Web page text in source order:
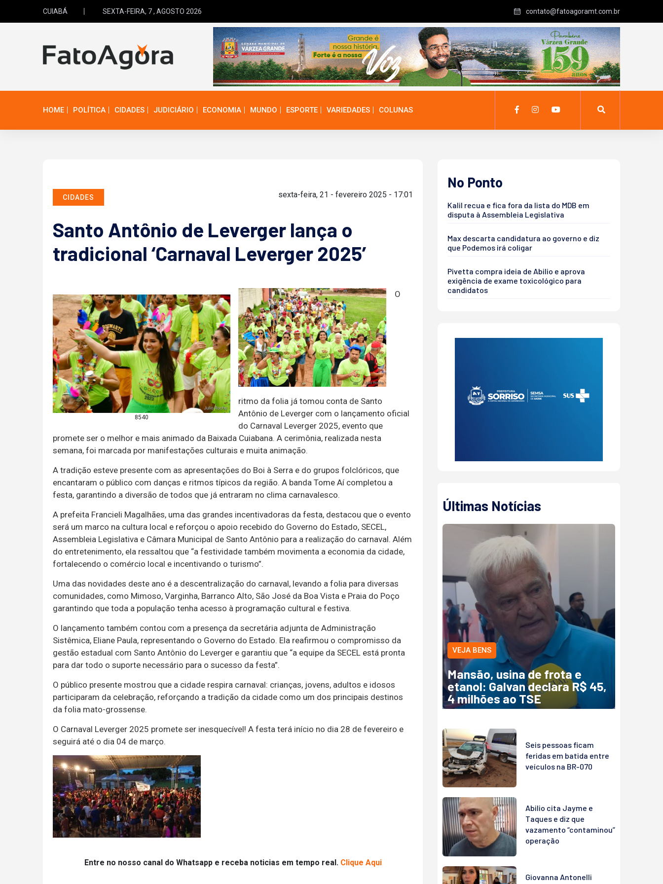
CUIABÁ SEXTA-FEIRA, 7 , AGOSTO 2026 contato@fatoagoramt.com.br
HOME POLÍTICA CIDADES JUDICIÁRIO ECONOMIA MUNDO ESPORTE VARIEDADES COLUNAS
CIDADES sexta-feira, 21 - fevereiro 2025 - 17:01
Santo Antônio de Leverger lança o
tradicional ‘Carnaval Leverger 2025’
8540
O
ritmo da folia já tomou conta de Santo
Antônio de Leverger com o lançamento oficial
do Carnaval Leverger 2025, evento que
promete ser o melhor e mais animado da Baixada Cuiabana. A cerimônia, realizada nesta
semana, foi marcada por manifestações culturais e muita animação.
A tradição esteve presente com as apresentações do Boi à Serra e do grupos folclóricos, que
encantaram o público com danças e ritmos típicos da região. A banda Tome Aí completou a
festa, garantindo a diversão de todos que já entraram no clima carnavalesco.
A prefeita Francieli Magalhães, uma das grandes incentivadoras da festa, destacou que o evento
será um marco na cultura local e reforçou o apoio recebido do Governo do Estado, SECEL,
Assembleia Legislativa e Câmara Municipal de Santo Antônio para a realização do carnaval. Além
do entretenimento, ela ressaltou que “a festividade também movimenta a economia da cidade,
fortalecendo o comércio local e incentivando o turismo”.
Uma das novidades deste ano é a descentralização do carnaval, levando a folia para diversas
comunidades, como Mimoso, Varginha, Barranco Alto, São José da Boa Vista e Praia do Poço
garantindo que toda a população tenha acesso à programação cultural e festiva.
O lançamento também contou com a presença da secretária adjunta de Administração
Sistêmica, Eliane Paula, representando o Governo do Estado. Ela reafirmou o compromisso da
gestão estadual com Santo Antônio do Leverger e garantiu que “a equipe da SECEL está pronta
para dar todo o suporte necessário para o sucesso da festa”.
O público presente mostrou que a cidade respira carnaval: crianças, jovens, adultos e idosos
participaram da celebração, reforçando a tradição da cidade como um dos principais destinos
da folia mato-grossense.
O Carnaval Leverger 2025 promete ser inesquecível! A festa terá início no dia 28 de fevereiro e
seguirá até o dia 04 de março.
Entre no nosso canal do Whatsapp e receba noticias em tempo real. Clique Aqui
No Ponto
Kalil recua e fica fora da lista do MDB em
disputa à Assembleia Legislativa
Max descarta candidatura ao governo e diz
que Podemos irá coligar
Pivetta compra ideia de Abilio e aprova
exigência de exame toxicológico para
candidatos
Últimas Notícias
VEJA BENS
Mansão, usina de frota e
etanol: Galvan declara R$ 45,
4 milhões ao TSE
Seis pessoas ficam
feridas em batida entre
veículos na BR-070
Abilio cita Jayme e
Taques e diz que
vazamento “contaminou”
operação
Giovanna Antonelli